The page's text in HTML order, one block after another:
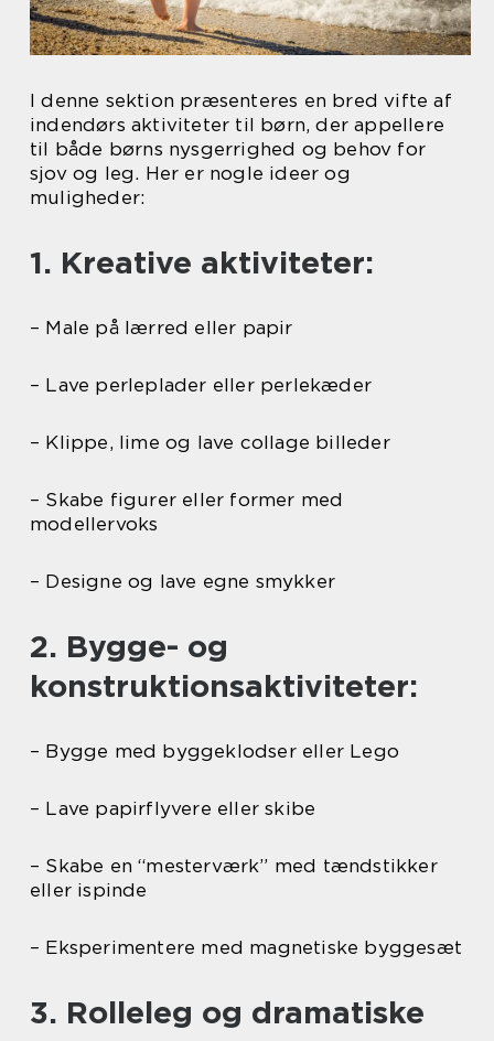
I denne sektion præsenteres en bred vifte af
indendørs aktiviteter til børn, der appellere
til både børns nysgerrighed og behov for
sjov og leg. Her er nogle ideer og
muligheder:
1. Kreative aktiviteter:
– Male på lærred eller papir
– Lave perleplader eller perlekæder
– Klippe, lime og lave collage billeder
– Skabe figurer eller former med
modellervoks
– Designe og lave egne smykker
2. Bygge- og
konstruktionsaktiviteter:
– Bygge med byggeklodser eller Lego
– Lave papirflyvere eller skibe
– Skabe en “mesterværk” med tændstikker
eller ispinde
– Eksperimentere med magnetiske byggesæt
3. Rolleleg og dramatiske